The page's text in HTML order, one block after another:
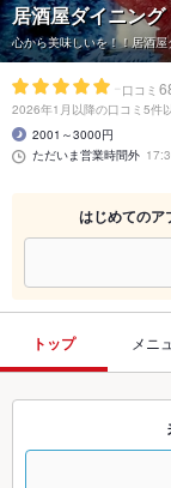
居酒屋ダイニン
心から美味しいを！！居酒
- 口コミ
2026年1月以降の口コミ5件
2001～3000円
ただいま営業時間外
はじめてのア
トップ メニ